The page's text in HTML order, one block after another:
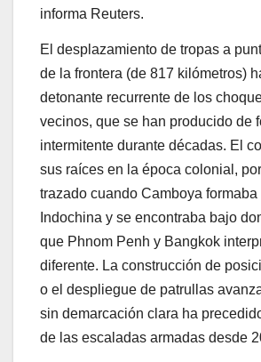
informa Reuters.
El desplazamiento de tropas a
de la frontera (de 817 kilómetros)
detonante recurrente de los
vecinos, que se han producido de
intermitente durante décadas. El
sus raíces en la época colonial,
trazado cuando Camboya formaba
Indochina y se encontraba bajo
que Phnom Penh y Bangkok
diferente. La construcción de
o el despliegue de patrullas
sin demarcación clara ha
de las escaladas armadas desde